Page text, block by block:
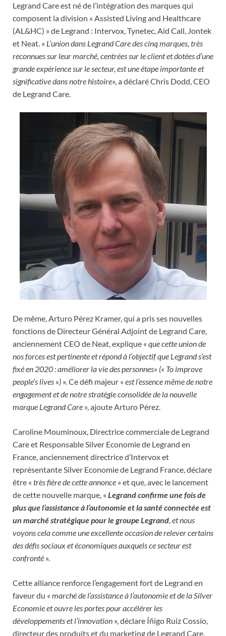
Legrand Care est né de l’intégration des marques qui
composent la division « Assisted Living and Healthcare
(AL&HC) » de Legrand : Intervox, Tynetec, Aid Call, Jontek
et Neat. « L’union dans Legrand Care des cinq marques, très
reconnues sur leur marché, centrées sur le client et dotées d’une
grande expérience sur le secteur, est une étape importante et
significative dans notre histoire», a déclaré Chris Dodd, CEO
de Legrand Care.
De même, Arturo Pérez Kramer, qui a pris ses nouvelles
fonctions de Directeur Général Adjoint de Legrand Care,
anciennement CEO de Neat, explique « que cette union de
nos forces est pertinente et répond à l’objectif que Legrand s’est
fixé en 2020 : améliorer la vie des personnes» (« To improve
people’s lives ») ». Ce défi majeur « est l’essence même de notre
engagement et de notre stratégie consolidée de la nouvelle
marque Legrand Care », ajoute Arturo Pérez.
Caroline Mouminoux, Directrice commerciale de Legrand
Care et Responsable Silver Economie de Legrand en
France, anciennement directrice d’Intervox et
représentante Silver Economie de Legrand France, déclare
être « très fière de cette annonce » et que, avec le lancement
de cette nouvelle marque, « Legrand confirme une fois de
plus que l’assistance à l’autonomie et la santé connectée est
un marché stratégique pour le groupe Legrand, et nous
voyons cela comme une excellente occasion de relever certains
des défis sociaux et économiques auxquels ce secteur est
confronté ».
Cette alliance renforce l’engagement fort de Legrand en
faveur du « marché de l’assistance à l’autonomie et de la Silver
Economie et ouvre les portes pour accélérer les
développements et l’innovation », déclare Íñigo Ruiz Cossío,
directeur des produits et du marketing de Legrand Care.